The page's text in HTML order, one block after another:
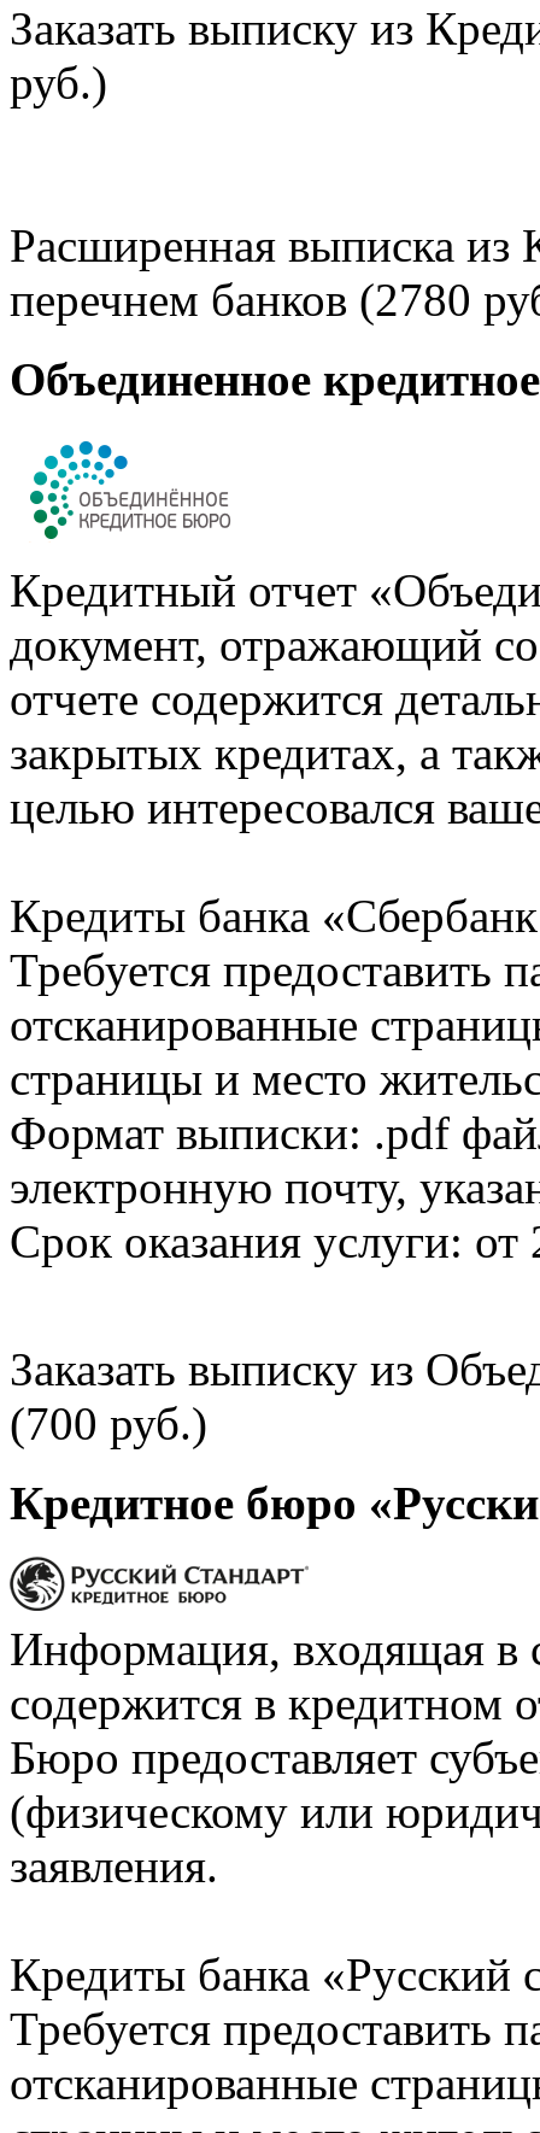
Заказать выписку из
руб.)
Расширенная выписка из
перечнем банков (2780
Объединенное
Кредитный отчет
документ, отражающий
отчете содержится
закрытых кредитах, а
целью интересовался
Кредиты банка
Требуется предоставить
отсканированные
страницы и место
Формат выписки: .pdf
электронную почту,
Срок оказания услуги: от
Заказать выписку из
(700 руб.)
Кредитное бюро
Информация, входящая в
содержится в кредитном
Бюро предоставляет
(физическому или
заявления.
Кредиты банка «Русский
Требуется предоставить
отсканированные